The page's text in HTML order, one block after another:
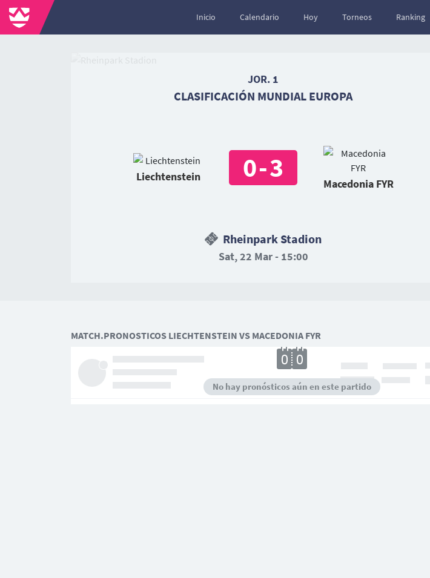
Inicio Calendario Hoy Torneos Ranking
JOR. 1
CLASIFICACIÓN MUNDIAL EUROPA
Liechtenstein 0-3 Macedonia FYR
Rheinpark Stadion
Sat, 22 Mar - 15:00
MATCH.PRONOSTICOS LIECHTENSTEIN VS MACEDONIA FYR
No hay pronósticos aún en este partido